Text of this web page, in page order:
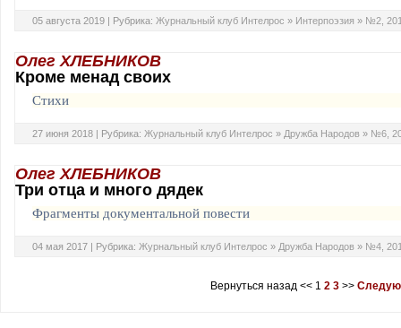
05 августа 2019 | Рубрика: Журнальный клуб Интелрос » Интерпоэзия » №2,
Олег ХЛЕБНИКОВ
Кроме менад своих
Стихи
27 июня 2018 | Рубрика: Журнальный клуб Интелрос » Дружба Народов » №6,
Олег ХЛЕБНИКОВ
Три отца и много дядек
Фрагменты документальной повести
04 мая 2017 | Рубрика: Журнальный клуб Интелрос » Дружба Народов » №4,
Вернуться назад<< 1 2 3>>